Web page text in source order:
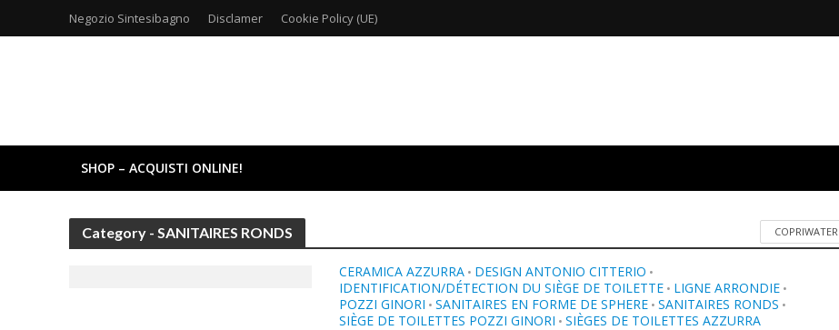
Negozio Sintesibagno Disclamer Cookie Policy (UE)
SHOP – ACQUISTI ONLINE!
Category - SANITAIRES RONDS COPRIWATER
CERAMICA AZZURRA • DESIGN ANTONIO CITTERIO •
IDENTIFICATION/DÉTECTION DU SIÈGE DE TOILETTE • LIGNE ARRONDIE •
POZZI GINORI • SANITAIRES EN FORME DE SPHERE • SANITAIRES RONDS •
SIÈGE DE TOILETTES POZZI GINORI • SIÈGES DE TOILETTES AZZURRA